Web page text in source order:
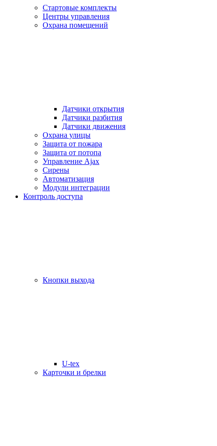
Стартовые комплекты
Центры управления
Охрана помещений
Датчики открытия
Датчики разбития
Датчики движения
Охрана улицы
Защита от пожара
Защита от потопа
Управление Ajax
Сирены
Автоматизация
Модули интеграции
Контроль доступа
Кнопки выхода
U-tex
Карточки и брелки